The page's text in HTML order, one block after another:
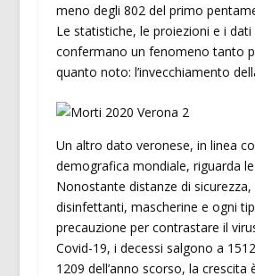
meno degli 802 del primo
Le statistiche, le proiezioni e i
confermano un fenomeno tanto
quanto noto: l’invecchiamento
Un altro dato veronese, in linea
demografica mondiale, riguarda
Nonostante distanze di sicurezza,
disinfettanti, mascherine e ogni
precauzione per contrastare il
Covid-19, i decessi salgono a
1209 dell’anno scorso, la crescita